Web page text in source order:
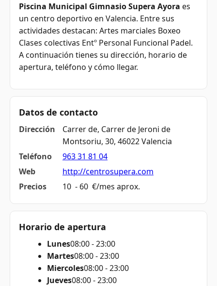
Piscina Municipal Gimnasio Supera Ayora es
un centro deportivo en Valencia. Entre sus
actividades destacan: Artes marciales Boxeo
Clases colectivas Entº Personal Funcional Padel.
A continuación tienes su dirección, horario de
apertura, teléfono y cómo llegar.
Datos de contacto
Dirección
Carrer de, Carrer de Jeroni de
Montsoriu, 30, 46022 Valencia
Teléfono
963 31 81 04
Web
http://centrosupera.com
Precios
10  - 60  €/mes aprox.
Horario de apertura
Lunes08:00 - 23:00
Martes08:00 - 23:00
Miercoles08:00 - 23:00
Jueves08:00 - 23:00